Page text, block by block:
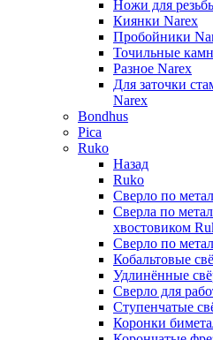
Ножи для
Киянки Narex
Пробойники
Точильные
Разное Narex
Для заточки
Narex
Bondhus
Pica
Ruko
Назад
Ruko
Сверло по
Сверла по
хвостовиком
Сверло по
Кобальтовые
Удлинённые
Сверло для
Ступенчатые
Коронки